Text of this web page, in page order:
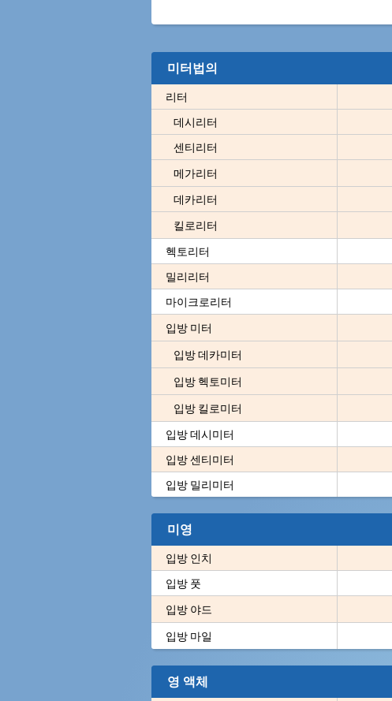
미터법의
리터
데시리터
센티리터
메가리터
데카리터
킬로리터
헥토리터
밀리리터
마이크로리터
입방 미터
입방 데카미터
입방 헥토미터
입방 킬로미터
입방 데시미터
입방 센티미터
입방 밀리미터
미영
입방 인치
입방 풋
입방 야드
입방 마일
영 액체